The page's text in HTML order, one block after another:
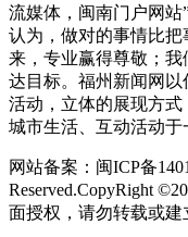
流媒体，闽南门户网站
认为，做对的事情比
来，专业赢得尊敬；我
达目标。福州新闻网
活动，立体的展现方式
城市生活、互动活动于
网站备案：闽ICP备
Reserved.CopyRight
面授权，请勿转载或